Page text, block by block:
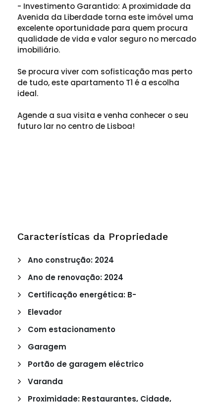
- Investimento Garantido: A proximidade da
Avenida da Liberdade torna este imóvel uma
excelente oportunidade para quem procura
qualidade de vida e valor seguro no mercado
imobiliário.
Se procura viver com sofisticação mas perto
de tudo, este apartamento T1 é a escolha
ideal.
Agende a sua visita e venha conhecer o seu
futuro lar no centro de Lisboa!
Características da Propriedade
Ano construção: 2024
Ano de renovação: 2024
Certificação energética: B-
Elevador
Com estacionamento
Garagem
Portão de garagem eléctrico
Varanda
Proximidade: Restaurantes, Cidade,